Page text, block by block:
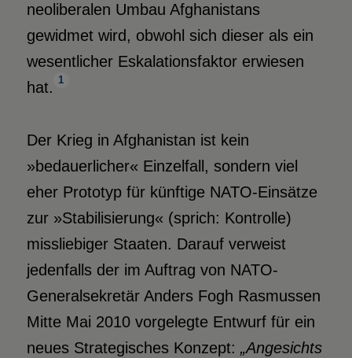
neoliberalen Umbau Afghanistans
gewidmet wird, obwohl sich dieser als ein
wesentlicher Eskalationsfaktor erwiesen
hat. 1
Der Krieg in Afghanistan ist kein
»bedauerlicher« Einzelfall, sondern viel
eher Prototyp für künftige NATO-Einsätze
zur »Stabilisierung« (sprich: Kontrolle)
missliebiger Staaten. Darauf verweist
jedenfalls der im Auftrag von NATO-
Generalsekretär Anders Fogh Rasmussen
Mitte Mai 2010 vorgelegte Entwurf für ein
neues Strategisches Konzept: „Angesichts